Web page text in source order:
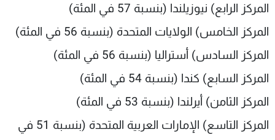
المركز الرابع) نيوزيلندا (بنسبة 57 في المئة)
المركز الخامس) الولايات المتحدة (بنسبة 56 في المئة)
المركز السادس) أستراليا (بنسبة 56 في المئة)
المركز السابع) كندا (بنسبة 54 في المئة)
المركز الثامن) أيرلندا (بنسبة 53 في المئة)
المركز التاسع) الإمارات العربية المتحدة (بنسبة 51 في